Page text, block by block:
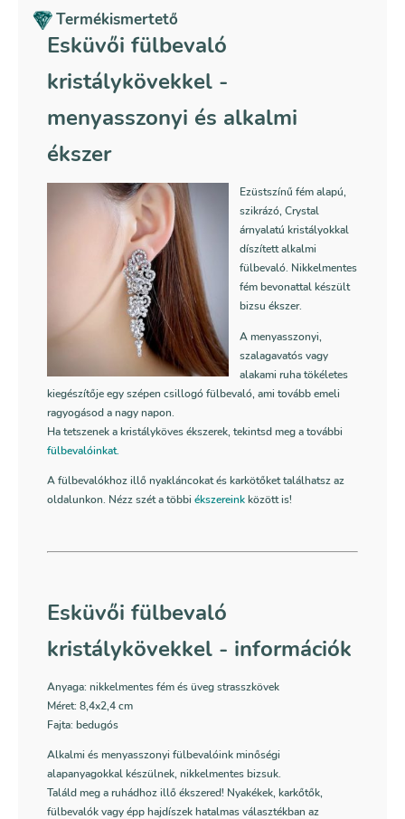
Termékismertető
Esküvői fülbevaló
kristálykövekkel -
menyasszonyi és alkalmi
ékszer
Ezüstszínű fém alapú,
szikrázó, Crystal
árnyalatú kristályokkal
díszített alkalmi
fülbevaló. Nikkelmentes
fém bevonattal készült
bizsu ékszer.
A menyasszonyi,
szalagavatós vagy
alakami ruha tökéletes
kiegészítője egy szépen csillogó fülbevaló, ami tovább emeli
ragyogásod a nagy napon.
Ha tetszenek a kristályköves ékszerek, tekintsd meg a további
fülbevalóinkat.
A fülbevalókhoz illő nyakláncokat és karkötőket találhatsz az
oldalunkon. Nézz szét a többi ékszereinkközött is!
Esküvői fülbevaló
kristálykövekkel - információk
Anyaga: nikkelmentes fém és üveg strasszkövek
Méret: 8,4x2,4 cm
Fajta: bedugós
Alkalmi és menyasszonyi fülbevalóink minőségi
alapanyagokkal készülnek, nikkelmentes bizsuk.
Találd meg a ruhádhoz illő ékszered! Nyakékek, karkőtők,
fülbevalók vagy épp hajdíszek hatalmas választékban az